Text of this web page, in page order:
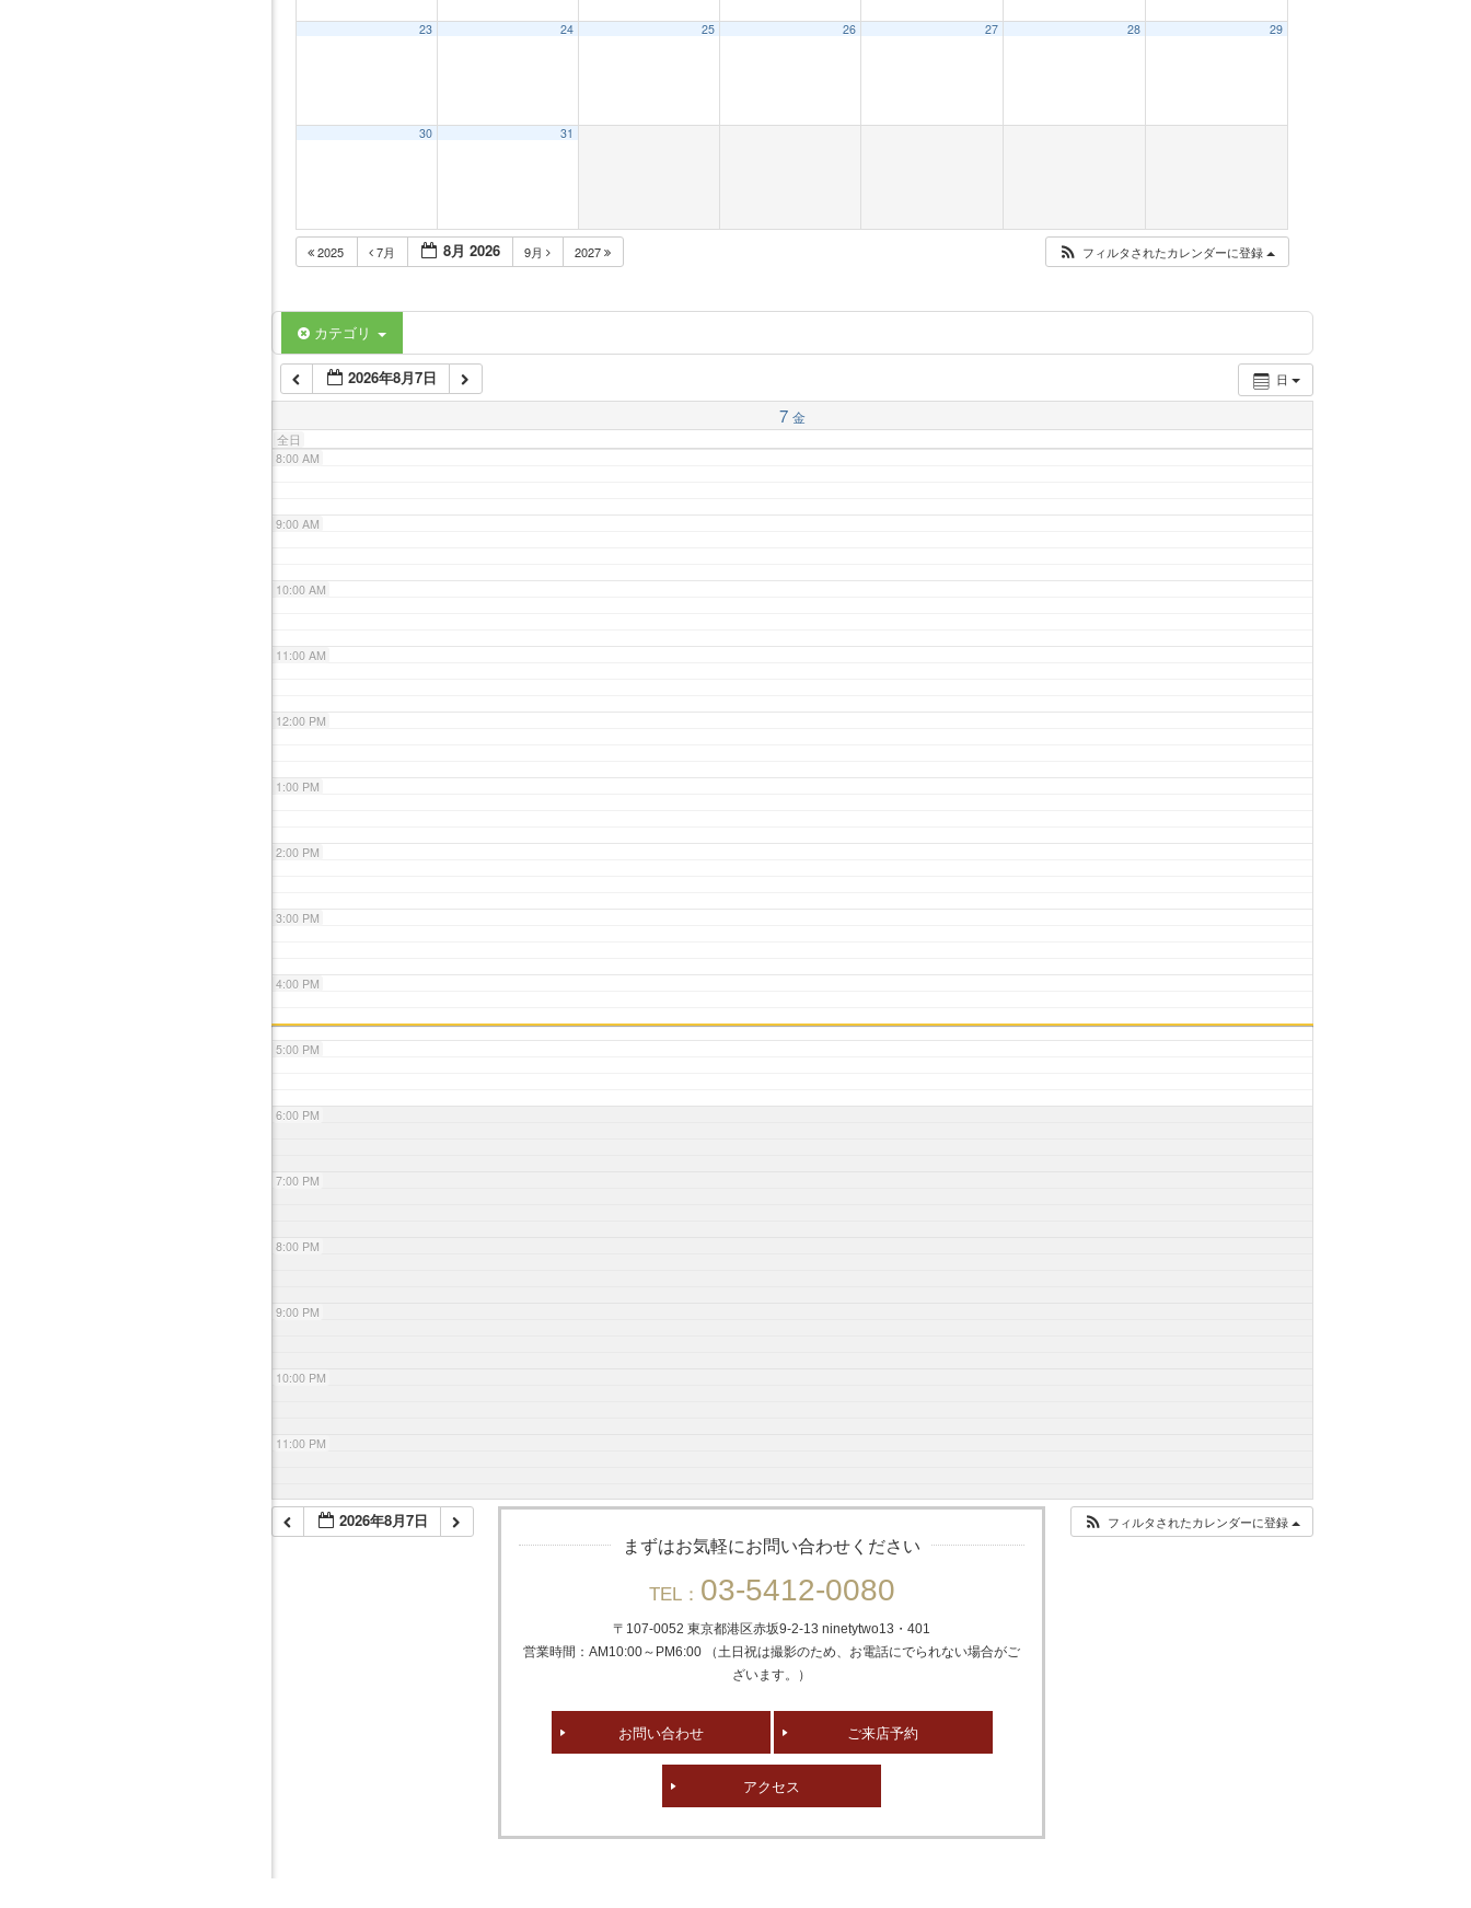
23 24 25 26 27 28 29
30 31
2025 7月 8月 2026 9月 2027 フィルタされたカレンダーに登録
カテゴリ
日
2026年8月7日
7 金
全日
3:00 AM
5:00 AM
6:00 AM
7:00 AM
8:00 AM
9:00 AM
10:00 AM
11:00 AM
12:00 PM
1:00 PM
2:00 PM
3:00 PM
4:00 PM
5:00 PM
6:00 PM
7:00 PM
8:00 PM
9:00 PM
10:00 PM
11:00 PM
2026年8月7日 フィルタされたカレンダーに登録
まずはお気軽にお問い合わせください
TEL： 03-5412-0080
〒107-0052 東京都港区赤坂9-2-13 ninetytwo13・401
営業時間：AM10:00～PM6:00 （土日祝は撮影のため、お電話にでられない場合がご
ざいます。）
お問い合わせ ご来店予約
アクセス